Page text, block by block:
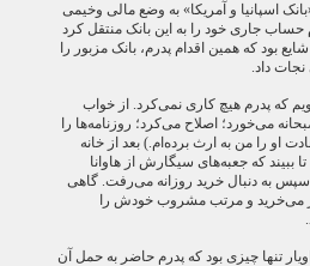
اسپانیا و آمریکا» به وضع مالی وخیمی
حساب جاری خود را به این بانک منتقل کرد
بود که همین اقدام پدرم، بانک مزبور را
داد.
که پدرم هیچ کاری نمی‌کرد. از خواب
می‌خورد؛ اصلاح می‌کرد؛ روزنامه‌ها را
او را من به ارث برده‌ام.) بعد از خانه
ببیند که جعبه‌های سیگارش از هاوانا
سپس به دنبال خرید روزانه می‌رفت. گاهی
می‌خرید و مرتب مشروب خودش را
تنها چیزی بود که پدرم حاضر به حمل آن